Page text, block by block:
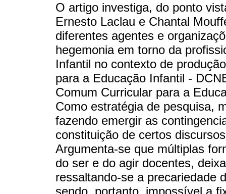
O artigo investiga, do ponto
Ernesto Laclau e Chantal
diferentes agentes e
hegemonia em torno da
Infantil no contexto de
para a Educação Infantil -
Comum Curricular para a
Como estratégia de pesquisa,
fazendo emergir as
constituição de certos
Argumenta-se que múltiplas
do ser e do agir docentes,
ressaltando-se a precariedade